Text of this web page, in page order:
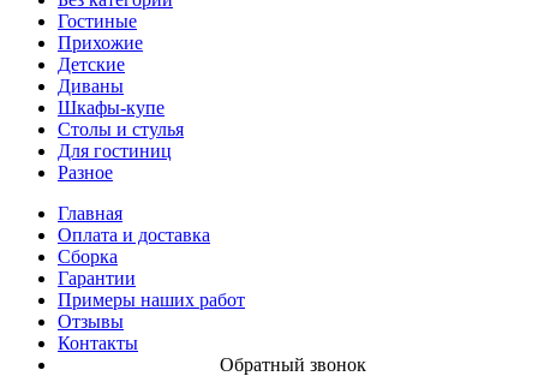
Гостиные
Прихожие
Детские
Диваны
Шкафы-купе
Столы и стулья
Для гостиниц
Разное
Главная
Оплата и доставка
Сборка
Гарантии
Примеры наших работ
Отзывы
Контакты
Обратный звонок